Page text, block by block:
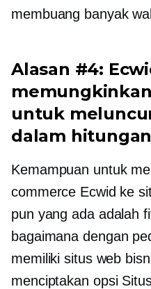
membuang banyak
Alasan #4:
untuk
dalam
Kemampuan untuk
commerce Ecwid ke
pun yang ada adalah
bagaimana dengan
memiliki situs web
menciptakan opsi